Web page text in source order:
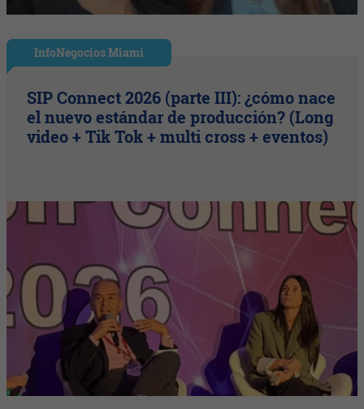
InfoNegocios Miami
SIP Connect 2026 (parte III): ¿cómo nace
el nuevo estándar de producción? (Long
video + Tik Tok + multi cross + eventos)